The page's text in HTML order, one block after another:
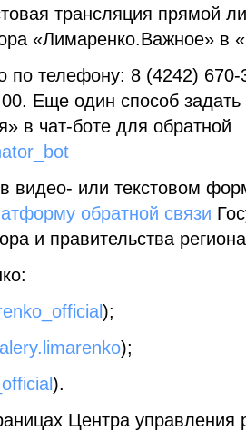
трансляция прямой
«Лимаренко.Важное» в
по телефону: 8 (4242) 670-
Еще один способ задать
в чат-боте для обратной
видео- или текстовом
обратной связи
и правительства
);
);
).
Центра управления